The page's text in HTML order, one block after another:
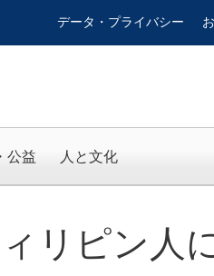
データ・プライバシー
公益 人と文化
リピン人